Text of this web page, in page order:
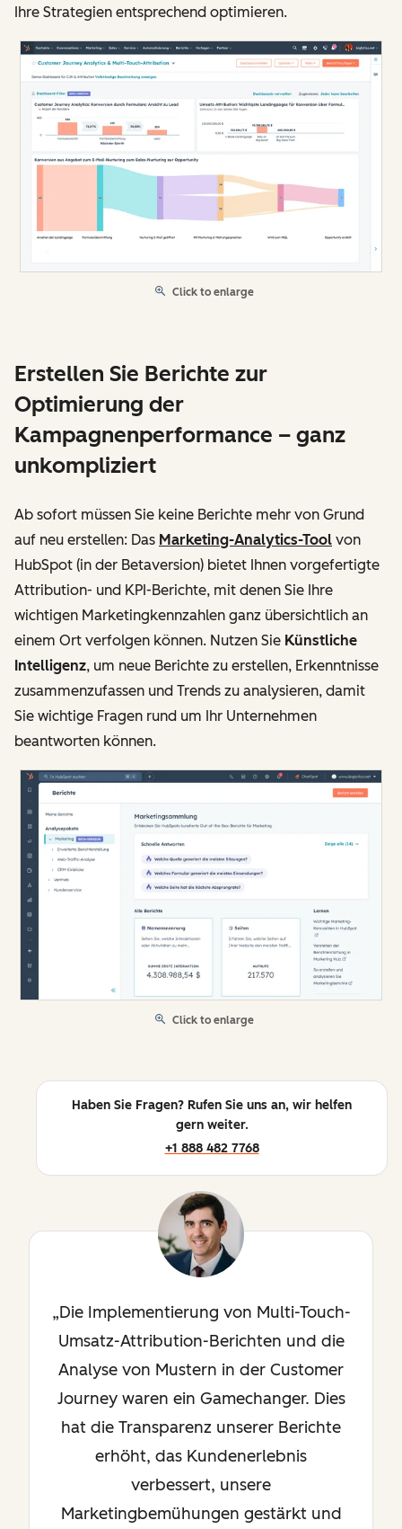
Ihre Strategien entsprechend optimieren.
Click to enlarge
Erstellen Sie Berichte zur
Optimierung der
Kampagnenperformance – ganz
unkompliziert
Ab sofort müssen Sie keine Berichte mehr von Grund
auf neu erstellen: Das Marketing-Analytics-Tool von
HubSpot (in der Betaversion) bietet Ihnen vorgefertigte
Attribution- und KPI-Berichte, mit denen Sie Ihre
wichtigen Marketingkennzahlen ganz übersichtlich an
einem Ort verfolgen können. Nutzen Sie Künstliche
Intelligenz, um neue Berichte zu erstellen, Erkenntnisse
zusammenzufassen und Trends zu analysieren, damit
Sie wichtige Fragen rund um Ihr Unternehmen
beantworten können.
Click to enlarge
Haben Sie Fragen? Rufen Sie uns an, wir helfen
gern weiter.
+1 888 482 7768
Die Implementierung von Multi-Touch-
Umsatz-Attribution-Berichten und die
Analyse von Mustern in der Customer
Journey waren ein Gamechanger. Dies
hat die Transparenz unserer Berichte
erhöht, das Kundenerlebnis
verbessert, unsere
Marketingbemühungen gestärkt und